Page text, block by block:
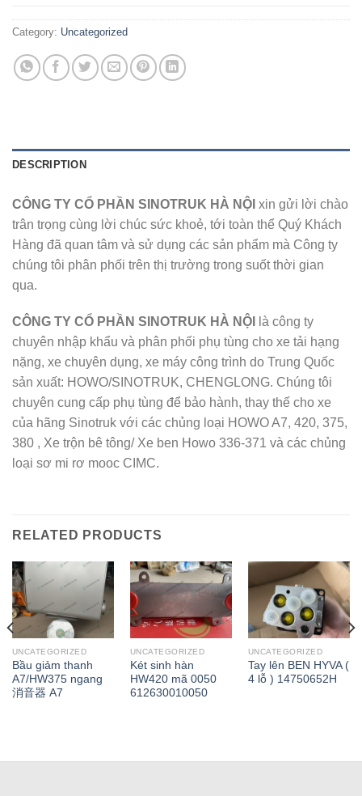
Category: Uncategorized
DESCRIPTION
CÔNG TY CỔ PHẦN SINOTRUK HÀ NỘI xin gửi lời chào
trân trọng cùng lời chúc sức khoẻ, tới toàn thể Quý Khách
Hàng đã quan tâm và sử dụng các sản phẩm mà Công ty
chúng tôi phân phối trên thị trường trong suốt thời gian
qua.
CÔNG TY CỔ PHẦN SINOTRUK HÀ NỘI
là công ty
chuyên nhập khẩu và phân phối phụ tùng cho xe tải hạng
nặng, xe chuyên dụng, xe máy công trình do Trung Quốc
sản xuất: HOWO/SINOTRUK, CHENGLONG. Chúng tôi
chuyên cung cấp phụ tùng để bảo hành, thay thế cho xe
của hãng Sinotruk với các chủng loại HOWO A7, 420, 375,
380 , Xe trộn bê tông/ Xe ben Howo 336-371 và các chủng
loại sơ mi rơ mooc CIMC.
RELATED PRODUCTS
UNCATEGORIZED
Bầu giảm thanh
A7/HW375 ngang
消音器 A7
UNCATEGORIZED
Két sinh hàn
HW420 mã 0050
612630010050
UNCATEGORIZED
Tay lên BEN HYVA (
4 lỗ ) 14750652H